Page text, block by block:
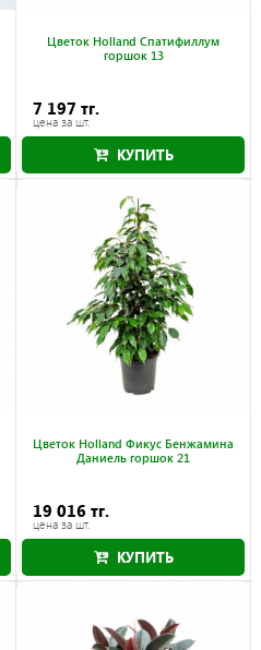
Цветок Holland Спатифиллум
горшок 13
7 197 тг.
цена за шт.
КУПИТЬ
Цветок Holland Фикус Бенжамина
Даниель горшок 21
19 016 тг.
цена за шт.
КУПИТЬ